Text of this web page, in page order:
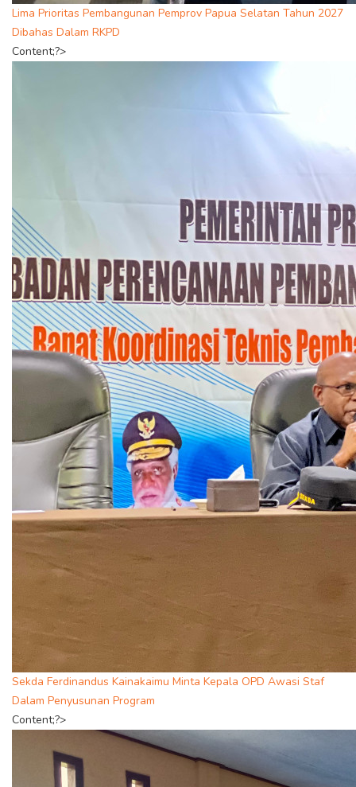
Lima Prioritas Pembangunan Pemprov Papua Selatan Tahun 2027
Dibahas Dalam RKPD
Content;?>
Sekda Ferdinandus Kainakaimu Minta Kepala OPD Awasi Staf
Dalam Penyusunan Program
Content;?>